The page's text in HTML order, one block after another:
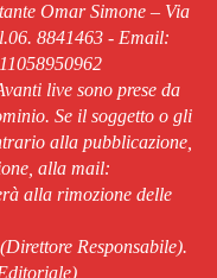
Omar Simone – Via
8841463 - Email:
live sono prese da
Se il soggetto o gli
alla pubblicazione,
alla mail:
alla rimozione delle
Responsabile).